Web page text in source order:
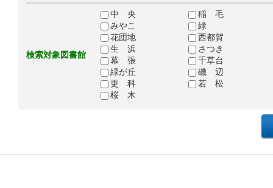
検索対象図書館
中 央
稲 毛
みやこ
緑
花団地
西都賀
生 浜
さつき
幕 張
千草台
緑が丘
磯 辺
更 科
若 松
桜 木